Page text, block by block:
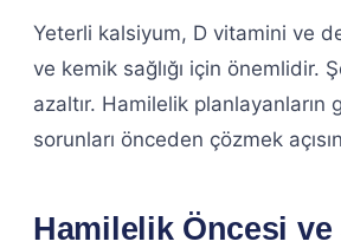
Yeterli kalsiyum, D vitamini ve
ve kemik sağlığı için önemlidir.
azaltır. Hamilelik
sorunları önceden çözmek
Hamilelik Öncesi ve